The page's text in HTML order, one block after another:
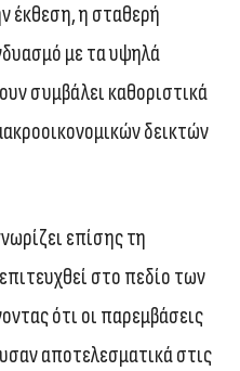
έκθεση, η σταθερή
με τα υψηλά
συμβάλει καθοριστικά
δεικτών
επίσης τη
στο πεδίο των
ότι οι παρεμβάσεις
αποτελεσματικά στις